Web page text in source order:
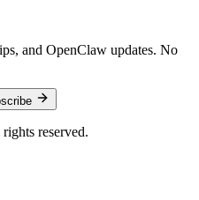
and OpenClaw updates. No
reserved.